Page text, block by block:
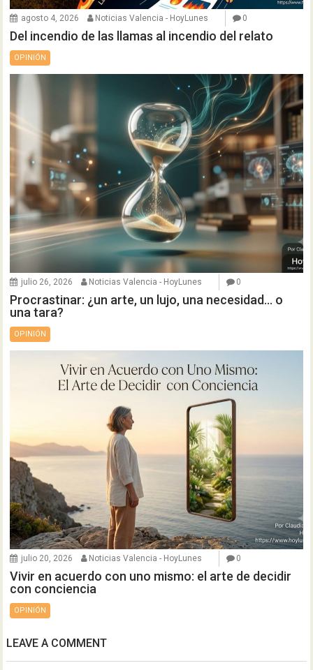
agosto 4, 2026 Noticias Valencia - HoyLunes 0
Del incendio de las llamas al incendio del relato
OPINIÓN
julio 26, 2026 Noticias Valencia - HoyLunes 0
Procrastinar: ¿un arte, un lujo, una necesidad… o
una tara?
OPINIÓN
julio 20, 2026 Noticias Valencia - HoyLunes 0
Vivir en acuerdo con uno mismo: el arte de decidir
con conciencia
OPINIÓN
LEAVE A COMMENT